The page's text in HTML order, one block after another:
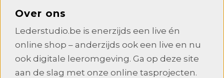
Over ons
Lederstudio.be is enerzijds een live én
online shop – anderzijds ook een live en nu
ook digitale leeromgeving. Ga op deze site
aan de slag met onze online tasprojecten.